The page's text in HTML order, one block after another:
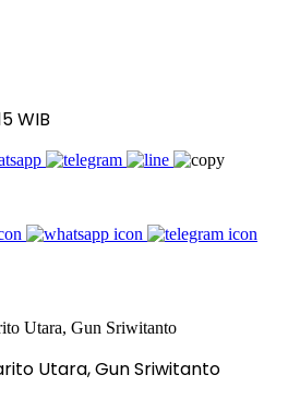
WIB
Utara, Gun Sriwitanto